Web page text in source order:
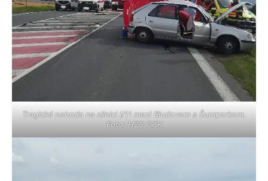
Tragická nehoda na silnici I/11 mezi Bludovem a Šumperkem.
Foto: HZS OCK